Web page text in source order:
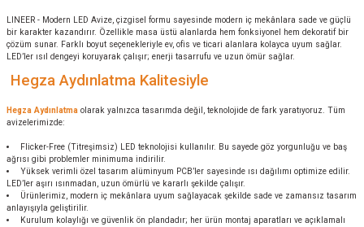
LINEER - Modern LED Avize, çizgisel formu sayesinde modern iç mekânlara sade ve güçlü
bir karakter kazandırır. Özellikle masa üstü alanlarda hem fonksiyonel hem dekoratif bir
çözüm sunar. Farklı boyut seçenekleriyle ev, ofis ve ticari alanlara kolayca uyum sağlar.
LED’ler ısıl dengeyi koruyarak çalışır; enerji tasarrufu ve uzun ömür sağlar.
Hegza Aydınlatma Kalitesiyle
Hegza Aydınlatma olarak yalnızca tasarımda değil, teknolojide de fark yaratıyoruz. Tüm
avizelerimizde:
Flicker-Free (Titreşimsiz) LED teknolojisi kullanılır. Bu sayede göz yorgunluğu ve baş
ağrısı gibi problemler minimuma indirilir.
Yüksek verimli özel tasarım alüminyum PCB’ler sayesinde ısı dağılımı optimize edilir.
LED’ler aşırı ısınmadan, uzun ömürlü ve kararlı şekilde çalışır.
Ürünlerimiz, modern iç mekânlara uyum sağlayacak şekilde sade ve zamansız tasarım
anlayışıyla geliştirilir.
Kurulum kolaylığı ve güvenlik ön plandadır; her ürün montaj aparatları ve açıklamalı